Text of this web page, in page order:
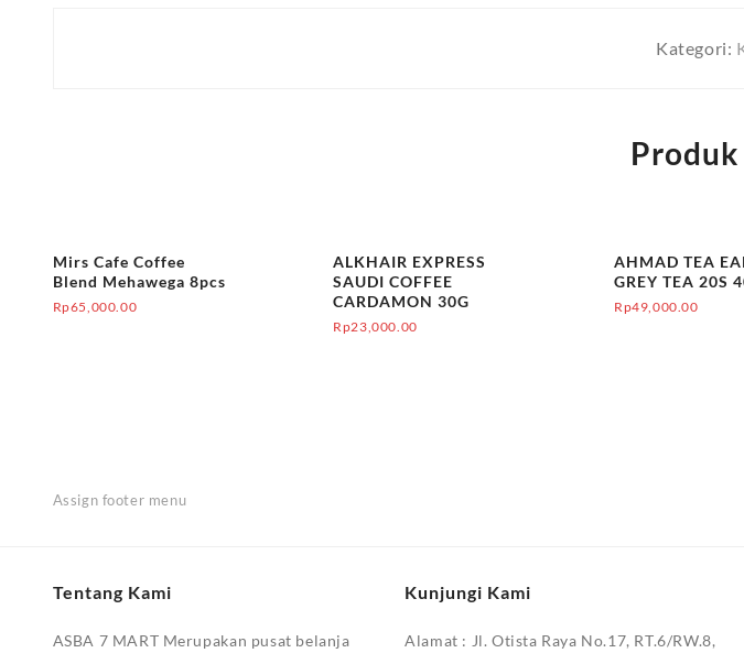
Kategori:
Mirs Cafe Coffee
Blend Mehawega 8pcs
Rp65,000.00
ALKHAIR EXPRESS
SAUDI COFFEE
CARDAMON 30G
Rp23,000.00
AHMAD TEA
GREY TEA 20S
Rp49,000.00
Assign footer menu
Tentang Kami
ASBA 7 MART Merupakan pusat belanja
Kunjungi Kami
Alamat : Jl. Otista Raya No.17, RT.6/RW.8,